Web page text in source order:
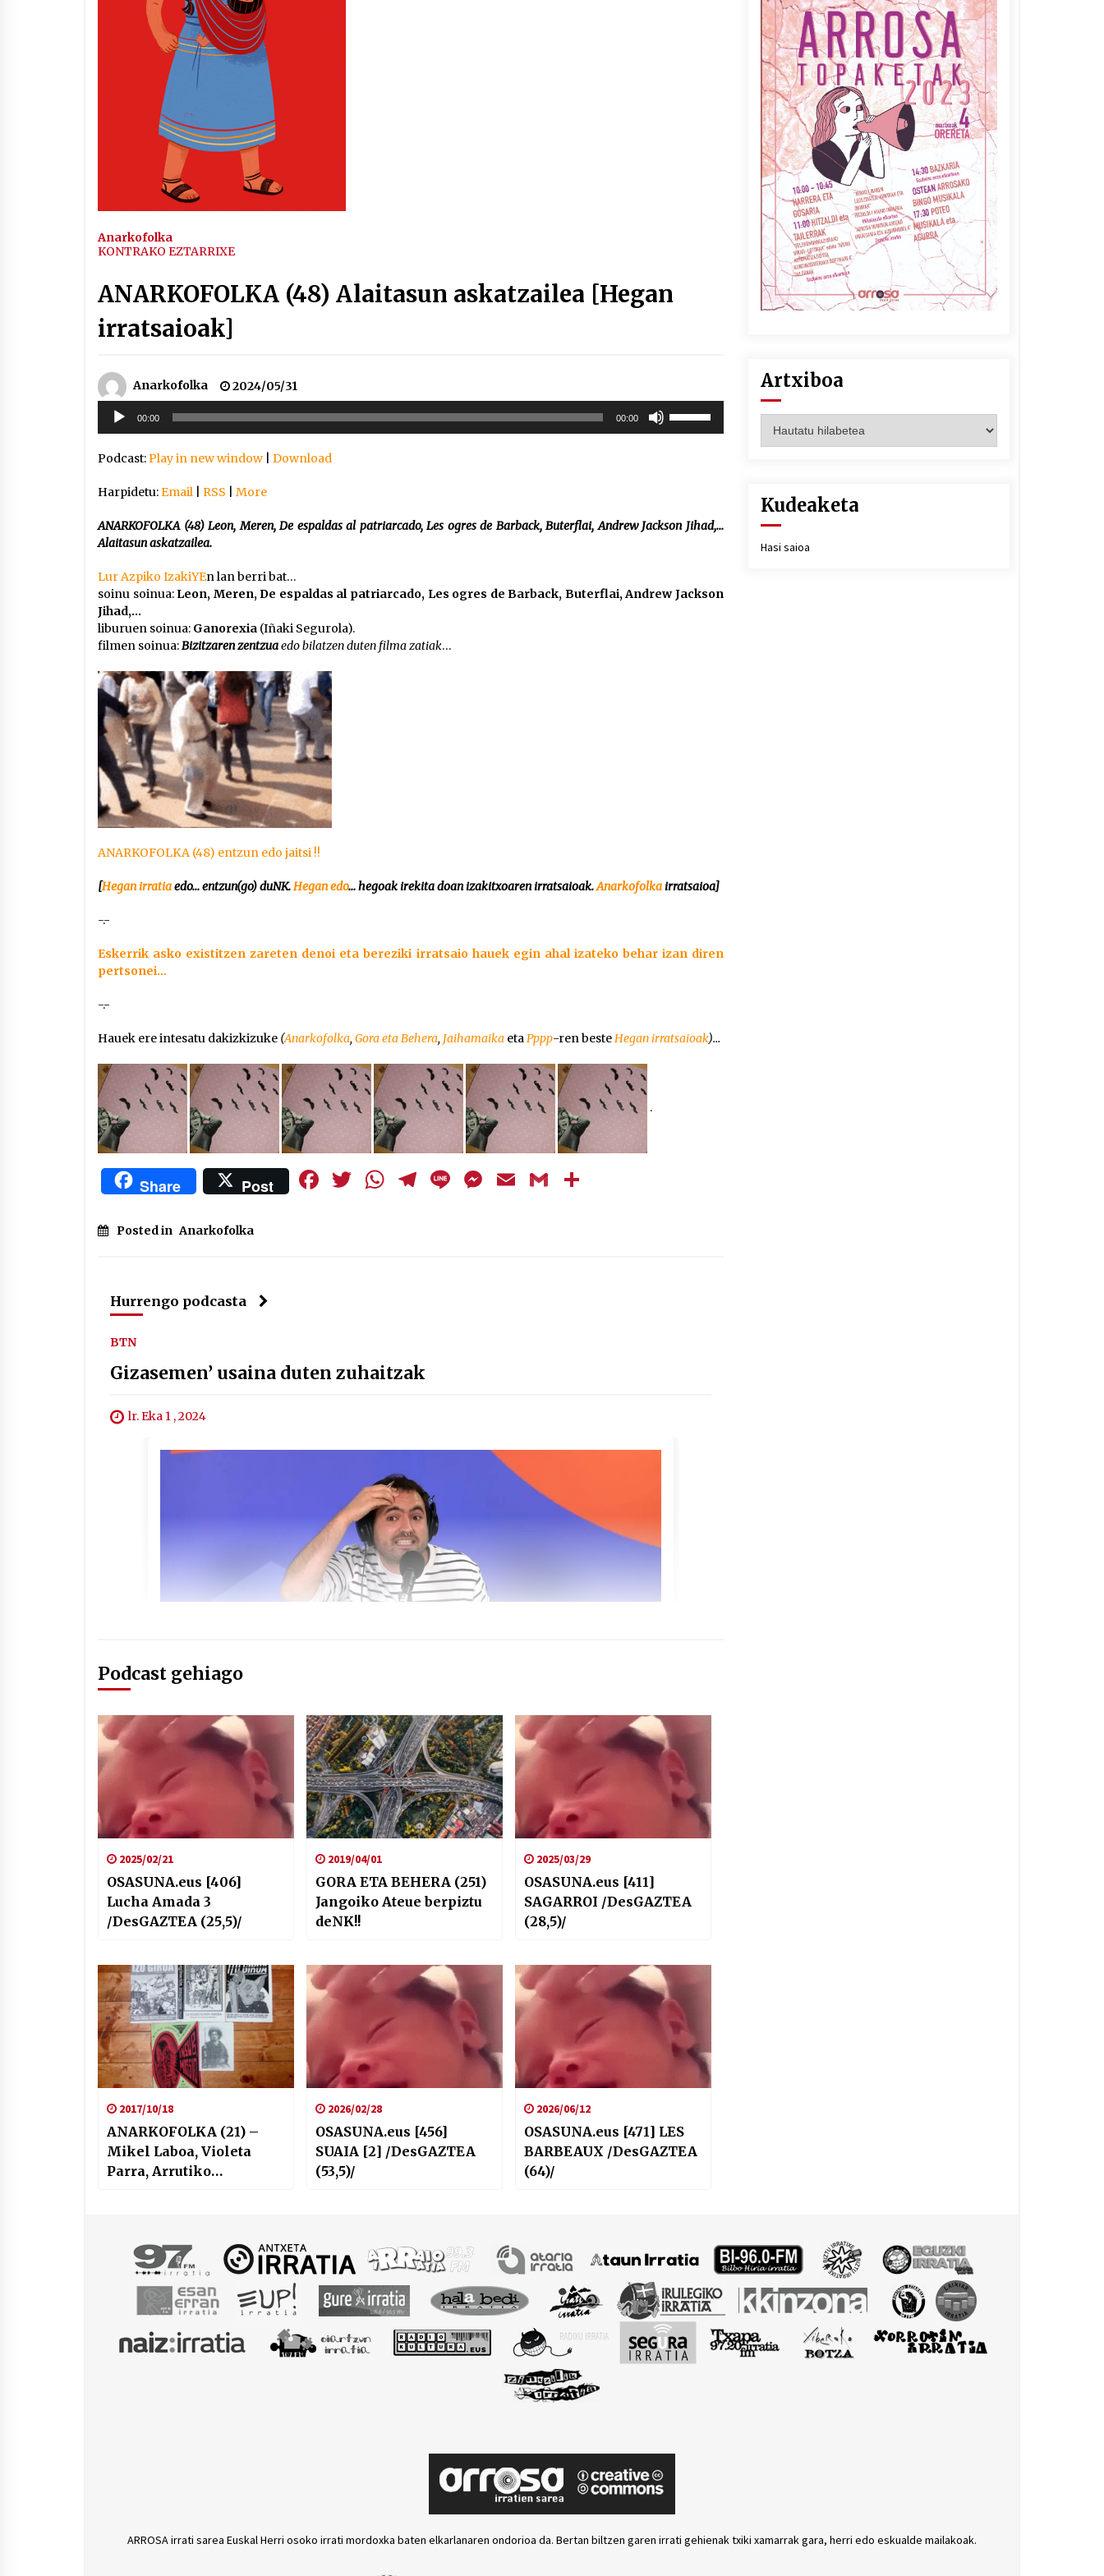
Arrosaren IX. Topaketak –
Mila esker guztioi!
2021/11/11
Azaroak 6 Iurretan Arrosa
sarearen IX. topaketak
2021/10/04
Segura irratian Arrosaren 20
urteez
2021/07/22
Berria egunkarian
elkarrizketa Arrosaren 20
urteez
2021/07/06
Arrosaren laburpen bideoa
Hamaika Telebistaren eskutik
2021/06/30
Anarkofolka
KONTRAKO EZTARRIXE
ANARKOFOLKA (48) Alaitasun askatzailea [Hegan
irratsaioak]
Anarkofolka
2024/05/31
Soinu
erreproduzigailua
00:00 00:00
jaisteko.
Podcast:Play in new window Download
Harpidetu:Email RSS More
ANARKOFOLKA (48) Leon, Meren, De espaldas al patriarcado, Les ogres de Barback, Buterflai, Andrew Jackson Jihad,…
Alaitasun askatzailea.
Lur Azpiko IzakiYEn lan berri bat…
soinu soinua:Leon, Meren, De espaldas al patriarcado, Les ogres de Barback, Buterflai, Andrew Jackson
Jihad,…
liburuen soinua: Ganorexia (Iñaki Segurola).
filmen soinua:Bizitzaren zentzuaedo bilatzen duten filma zatiak…
ANARKOFOLKA (48) entzun edo jaitsi !!
[Hegan irratiaedo… entzun(go) duNK.Hegan edo… hegoak irekita doan izakitxoaren irratsaioak.Anarkofolkairratsaioa]
-.-
Eskerrik asko existitzen zareten denoi eta bereziki irratsaio hauek egin ahal izateko behar izan diren
pertsonei…
-.-
Hauek ere intesatu dakizkizuke (Anarkofolka, Gora eta Behera, Jaihamaika etaPppp-ren besteHegan irratsaioak)…
.
Share Post Facebook
Twitter
WhatsApp
Telegram
LineMessenger
EmailGmail
Posted in Anarkofolka
Hurrengo podcasta
BTN
Gizasemen’ usaina duten zuhaitzak
lr. Eka 1 , 2024
Podcast gehiago
2025/02/21
OSASUNA.eus [406]
Lucha Amada 3
/DesGAZTEA (25,5)/
2019/04/01
GORA ETA BEHERA (251)
Jangoiko Ateue berpiztu
deNK!!
2025/03/29
OSASUNA.eus [411]
SAGARROI /DesGAZTEA
(28,5)/
2017/10/18
ANARKOFOLKA (21) –
Mikel Laboa, Violeta
Parra, Arrutiko
Cajón, Josu Bergara,…
2026/02/28
OSASUNA.eus [456]
SUAIA [2] /DesGAZTEA
(53,5)/
2026/06/12
OSASUNA.eus [471] LES
BARBEAUX /DesGAZTEA
(64)/
Artxiboa
Kudeaketa
Hasi saioa
ARROSA irrati sarea Euskal Herri osoko irrati mordoxka baten elkarlanaren ondorioa da. Bertan biltzen garen irrati gehienak txiki xamarrak gara, herri edo eskualde mailakoak.